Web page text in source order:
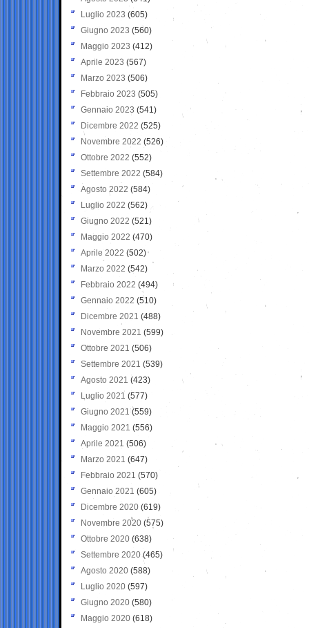
Luglio 2023 (605)
Giugno 2023 (560)
Maggio 2023 (412)
Aprile 2023 (567)
Marzo 2023 (506)
Febbraio 2023 (505)
Gennaio 2023 (541)
Dicembre 2022 (525)
Novembre 2022 (526)
Ottobre 2022 (552)
Settembre 2022 (584)
Agosto 2022 (584)
Luglio 2022 (562)
Giugno 2022 (521)
Maggio 2022 (470)
Aprile 2022 (502)
Marzo 2022 (542)
Febbraio 2022 (494)
Gennaio 2022 (510)
Dicembre 2021 (488)
Novembre 2021 (599)
Ottobre 2021 (506)
Settembre 2021 (539)
Agosto 2021 (423)
Luglio 2021 (577)
Giugno 2021(559)
Maggio 2021 (556)
Aprile 2021 (506)
Marzo 2021 (647)
Febbraio 2021 (570)
Gennaio 2021 (605)
Dicembre 2020 (619)
Novembre 2020 (575)
Ottobre 2020 (638)
Settembre 2020(465)
Agosto 2020 (588)
Luglio 2020 (597)
Giugno 2020 (580)
Maggio 2020 (618)